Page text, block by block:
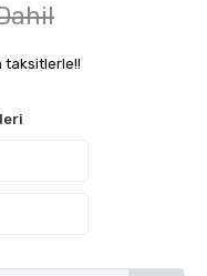
taksitlerle!!